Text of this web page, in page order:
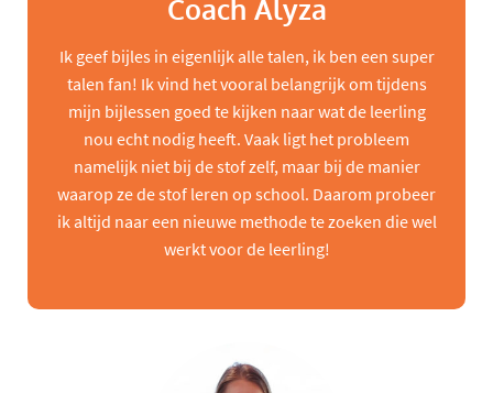
Coach Alyza
Ik geef bijles in eigenlijk alle talen, ik ben een super
talen fan! Ik vind het vooral belangrijk om tijdens
mijn bijlessen goed te kijken naar wat de leerling
nou echt nodig heeft. Vaak ligt het probleem
namelijk niet bij de stof zelf, maar bij de manier
waarop ze de stof leren op school. Daarom probeer
ik altijd naar een nieuwe methode te zoeken die wel
werkt voor de leerling!